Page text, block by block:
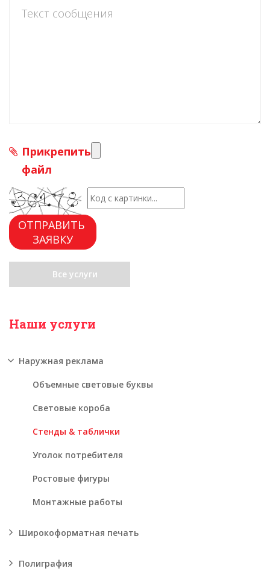
Прикрепить
файл
ОТПРАВИТЬ
ЗАЯВКУ
Все услуги
Наши услуги
Наружная реклама
Объемные световые буквы
Световые короба
Стенды & таблички
Уголок потребителя
Ростовые фигуры
Монтажные работы
Широкоформатная печать
Полиграфия